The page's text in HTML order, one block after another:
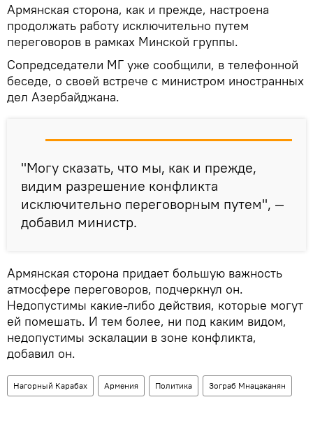
Армянская сторона, как и прежде, настроена
продолжать работу исключительно путем
переговоров в рамках Минской группы.
Сопредседатели МГ уже сообщили, в телефонной
беседе, о своей встрече с министром иностранных
дел Азербайджана.
"Могу сказать, что мы, как и прежде,
видим разрешение конфликта
исключительно переговорным путем", —
добавил министр.
Армянская сторона придает большую важность
атмосфере переговоров, подчеркнул он.
Недопустимы какие-либо действия, которые могут
ей помешать. И тем более, ни под каким видом,
недопустимы эскалации в зоне конфликта,
добавил он.
Нагорный Карабах Армения Политика Зограб Мнацаканян